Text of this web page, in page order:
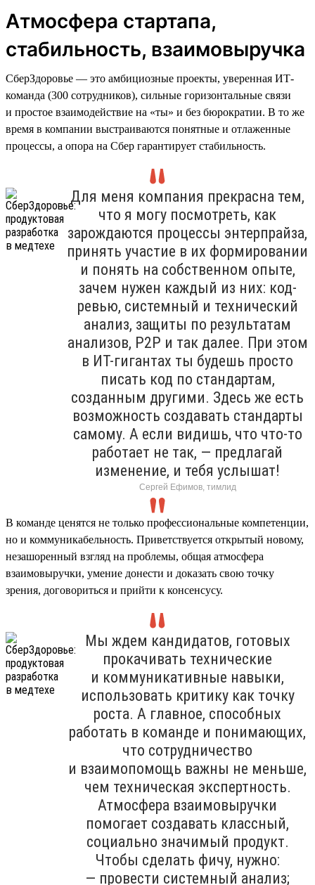
Атмосфера стартапа,
стабильность, взаимовыручка
СберЗдоровье — это амбициозные проекты, уверенная ИТ-
команда (300 сотрудников), сильные горизонтальные связи
и простое взаимодействие на «ты» и без бюрократии. В то же
время в компании выстраиваются понятные и отлаженные
процессы, а опора на Сбер гарантирует стабильность.
Для меня компания прекрасна тем,
что я могу посмотреть, как
зарождаются процессы энтерпрайза,
принять участие в их формировании
и понять на собственном опыте,
зачем нужен каждый из них: код-
ревью, системный и технический
анализ, защиты по результатам
анализов, P2P и так далее. При этом
в ИТ-гигантах ты будешь просто
писать код по стандартам,
созданным другими. Здесь же есть
возможность создавать стандарты
самому. А если видишь, что что-то
работает не так, — предлагай
изменение, и тебя услышат!
Сергей Ефимов, тимлид
В команде ценятся не только профессиональные компетенции,
но и коммуникабельность. Приветствуется открытый новому,
незашоренный взгляд на проблемы, общая атмосфера
взаимовыручки, умение донести и доказать свою точку
зрения, договориться и прийти к консенсусу.
Мы ждем кандидатов, готовых
прокачивать технические
и коммуникативные навыки,
использовать критику как точку
роста. А главное, способных
работать в команде и понимающих,
что сотрудничество
и взаимопомощь важны не меньше,
чем техническая экспертность.
Атмосфера взаимовыручки
помогает создавать классный,
социально значимый продукт.
Чтобы сделать фичу, нужно:
— провести системный анализ;